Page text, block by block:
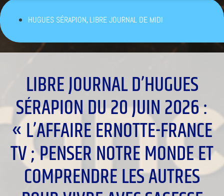
HUGUES SÉRAPION,LIBRE JOURNAL DE MIDI
LIBRE JOURNAL D’HUGUES
SÉRAPION DU 20 JUIN 2026 :
« L’AFFAIRE ERNOTTE-FRANCE
TV ; PENSER NOTRE MONDE ET
COMPRENDRE LES AUTRES